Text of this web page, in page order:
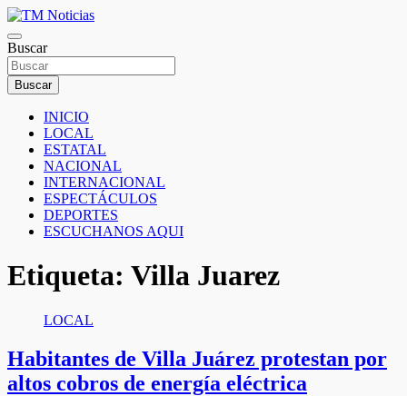
Saltar
al
contenido
TM Noticias
TM Noticias
Buscar
Buscar
INICIO
LOCAL
ESTATAL
NACIONAL
INTERNACIONAL
ESPECTÁCULOS
DEPORTES
ESCUCHANOS AQUI
Etiqueta: Villa Juarez
LOCAL
Habitantes de Villa Juárez protestan por
altos cobros de energía eléctrica